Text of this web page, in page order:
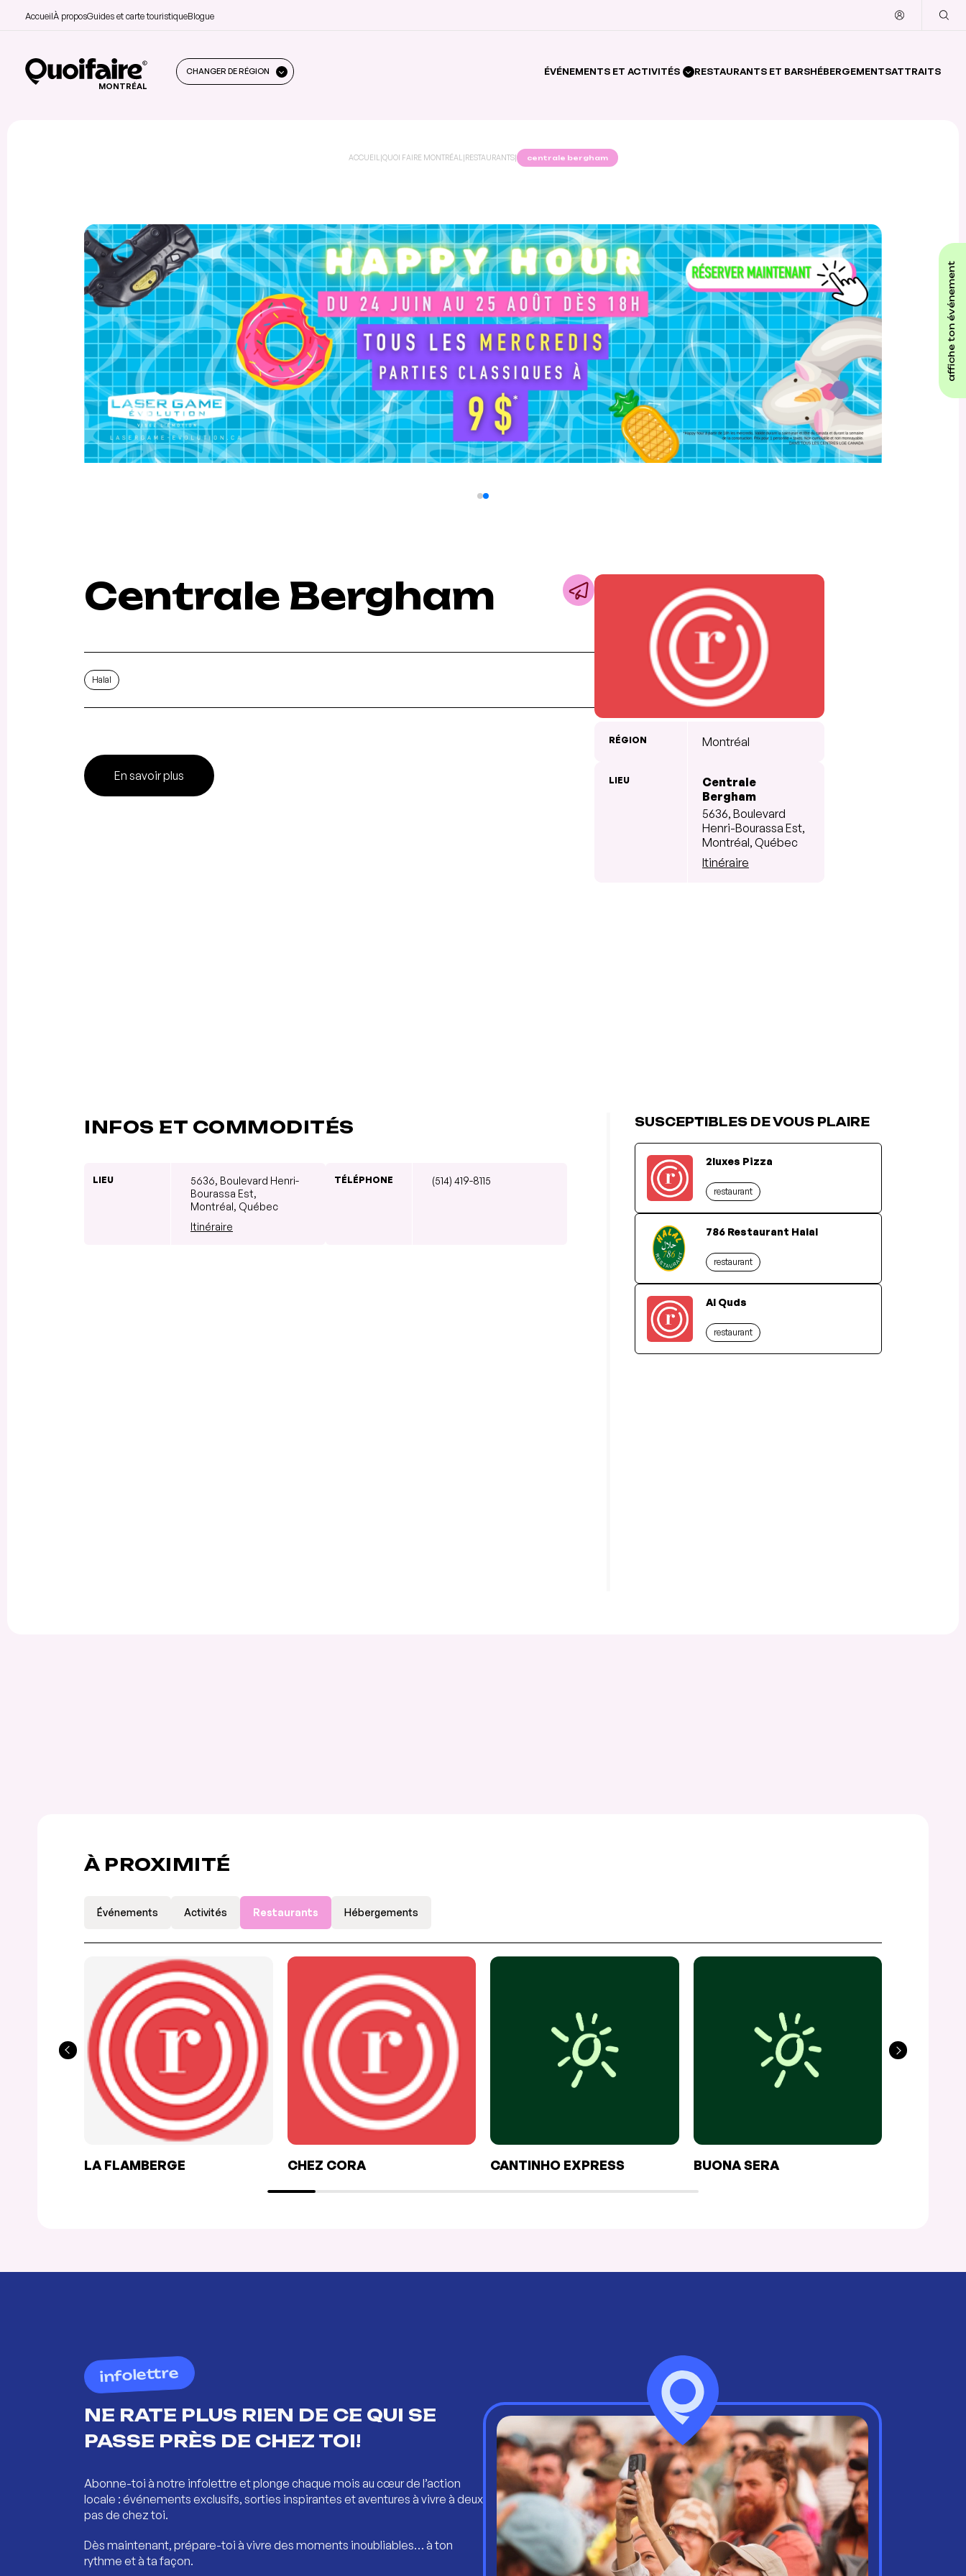
AccueilÀ proposGuides et carte touristiqueBlogue
MONTRÉAL
CHANGER DE RÉGION ÉVÉNEMENTS ET ACTIVITÉS RESTAURANTS ET BARSHÉBERGEMENTSATTRAITS
affiche ton événement
ACCUEIL |QUOI FAIRE MONTRÉAL |RESTAURANTS| centrale bergham
Centrale Bergham
Halal
En savoir plus
RÉGION Montréal
LIEU
Centrale
Bergham
5636, Boulevard
Henri-Bourassa Est,
Montréal, Québec
Itinéraire
INFOS ET COMMODITÉS
LIEU
5636, Boulevard Henri-
Bourassa Est,
Montréal, Québec
Itinéraire
TÉLÉPHONE (514) 419-8115
SUSCEPTIBLES DE VOUS PLAIRE
2luxes Pizza
restaurant
786 Restaurant Halal
restaurant
Al Quds
restaurant
À PROXIMITÉ
Événements Activités Restaurants Hébergements
LA FLAMBERGE CHEZ CORA CANTINHO EXPRESS BUONA SERA
infolettre
NE RATE PLUS RIEN DE CE QUI SE
PASSE PRÈS DE CHEZ TOI!
Abonne-toi à notre infolettre et plonge chaque mois au cœur de l’action
locale : événements exclusifs, sorties inspirantes et aventures à vivre à deux
pas de chez toi.
Dès maintenant, prépare-toi à vivre des moments inoubliables… à ton
rythme et à ta façon.